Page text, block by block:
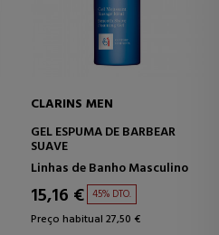
CLARINS MEN
GEL ESPUMA DE BARBEAR
SUAVE
Linhas de Banho Masculino
15,16 € 45% DTO.
Preço habitual 27,50 €